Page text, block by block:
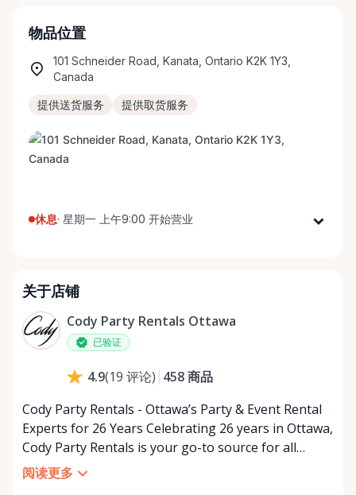
物品位置
101 Schneider Road, Kanata, Ontario K2K 1Y3,
Canada
提供送货服务 提供取货服务
休息· 星期一 上午9:00 开始营业
星期三
星期四
上午9:00 - 下午5:00
星期五
关于店铺
Cody Party Rentals Ottawa
已验证
4.9(19 评论) 458商品
Cody Party Rentals - Ottawa’s Party & Event Rental
Experts for 26 Years Celebrating 26 years in Ottawa,
Cody Party Rentals is your go-to source for all
things party and event rentals. We’re proud to be a
partner of Rent Anything, expanding our offerings
阅读更多